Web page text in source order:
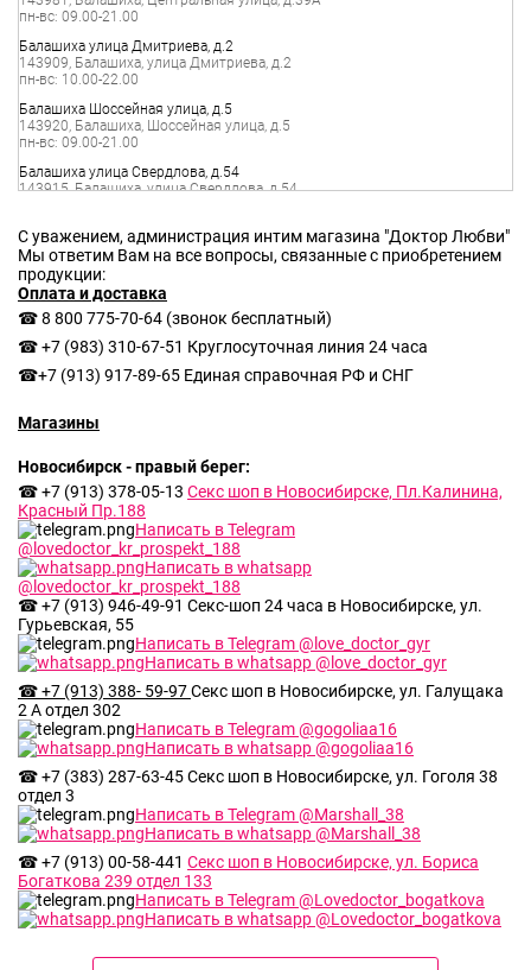
С уважением, администрация интим магазина "Доктор Любви"
Мы ответим Вам на все вопросы, связанные с приобретением
продукции:
Оплата и доставка
☎ 8 800 775-70-64 (звонок бесплатный)
☎ +7 (983) 310-67-51 Круглосуточная линия 24 часа
☎+7 (913) 917-89-65 Единая справочная РФ и СНГ
Магазины
Новосибирск - правый берег:
☎ +7 (913) 378-05-13 Секс шоп в Новосибирске, Пл.Калинина,
Красный Пр.188
Написать в Telegram
@lovedoctor_kr_prospekt_188
Написать в whatsapp
@lovedoctor_kr_prospekt_188
☎ +7 (913) 946-49-91 Секс-шоп 24 часа в Новосибирске, ул.
Гурьевская, 55
Написать в Telegram @love_doctor_gyr
Написать в whatsapp @love_doctor_gyr
☎ +7 (913) 388- 59-97Секс шоп в Новосибирске, ул. Галущака
2 А отдел 302
Написать в Telegram @gogoliaa16
Написать в whatsapp @gogoliaa16
☎ +7 (383) 287-63-45Секс шоп в Новосибирске, ул. Гоголя 38
отдел 3
Написать в Telegram @Marshall_38
Написать в whatsapp @Marshall_38
☎ +7 (913) 00-58-441 Секс шоп в Новосибирске, ул. Бориса
Богаткова 239 отдел 133
Написать в Telegram @Lovedoctor_bogatkova
Написать в whatsapp @Lovedoctor_bogatkova